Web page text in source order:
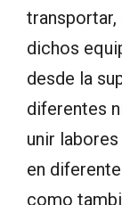
transportar,
dichos
desde la
diferentes
unir
en
como